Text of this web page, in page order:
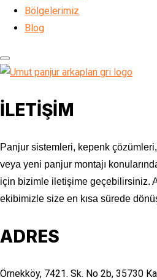
Bölgelerimiz
Blog
İLETİŞİM
Panjur sistemleri, kepenk
veya yeni panjur montajı
için bizimle iletişime geçebilirsiniz.
ekibimizle size en kısa sürede
ADRES
Örnekköy, 7421. Sk. No 2b, 35730